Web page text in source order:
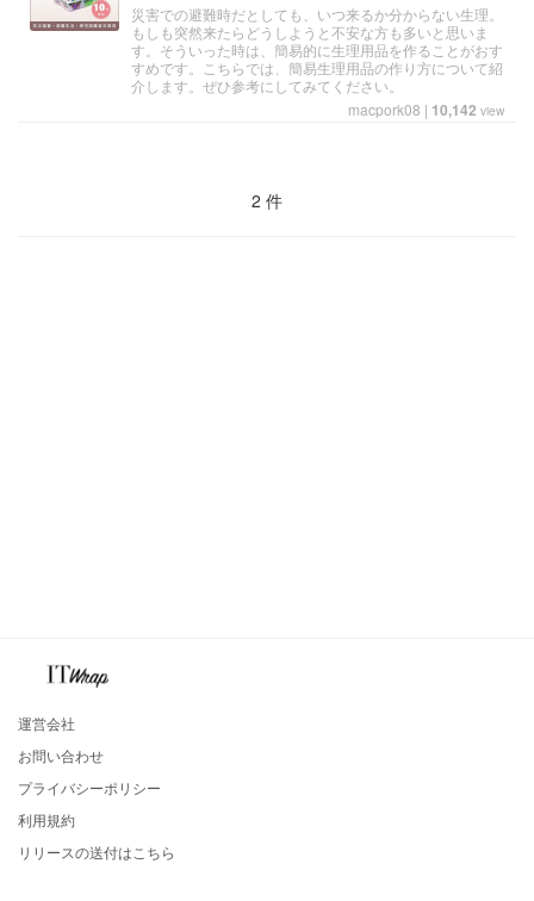
災害での避難時だとしても、いつ来るか分からない生理。
もしも突然来たらどうしようと不安な方も多いと思いま
す。そういった時は、簡易的に生理用品を作ることがおす
すめです。こちらでは、簡易生理用品の作り方について紹
介します。ぜひ参考にしてみてください。
macpork08 | 10,142 view
2 件
運営会社
お問い合わせ
プライバシーポリシー
利用規約
リリースの送付はこちら